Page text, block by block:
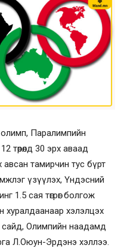
Паралимпийн
төрөлд 30 эрх аваад
тамирчин тус бүрт
үзүүлэх, Үндэсний
1.5 сая төгрөг болгож
хуралдаанаар хэлэлцэх
сайд, Олимпийн наадамд
Л.Оюун-Эрдэнэ хэллээ.